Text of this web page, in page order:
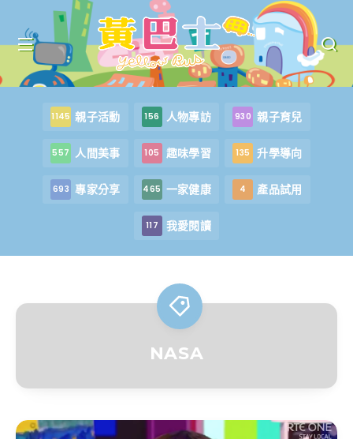
1145 親子活動 156 人物專訪 930 親子育兒
557 人間美事 105 趣味學習 135 升學導向
693 專家分享 465 一家健康 4 產品試用
117 我愛閱讀
NASA